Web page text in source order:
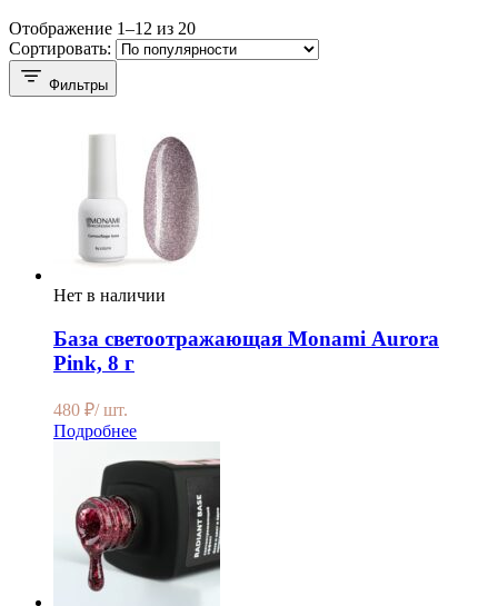
Отображение 1–12 из 20
Сортировать:
Фильтры
Нет в наличии
База светоотражающая Monami Аurora
Pink, 8 г
480 ₽/ шт.
Подробнее